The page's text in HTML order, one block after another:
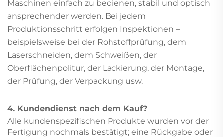
Maschinen einfach zu bedienen, stabil und optisch
ansprechender werden. Bei jedem
Produktionsschritt erfolgen Inspektionen –
beispielsweise bei der Rohstoffprüfung, dem
Laserschneiden, dem Schweißen, der
Oberflächenpolitur, der Lackierung, der Montage,
der Prüfung, der Verpackung usw.
4. Kundendienst nach dem Kauf?
Alle kundenspezifischen Produkte wurden vor der
Fertigung nochmals bestätigt; eine Rückgabe oder